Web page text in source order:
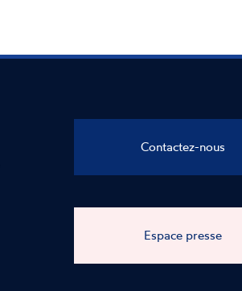
Contactez-nous
Espace presse